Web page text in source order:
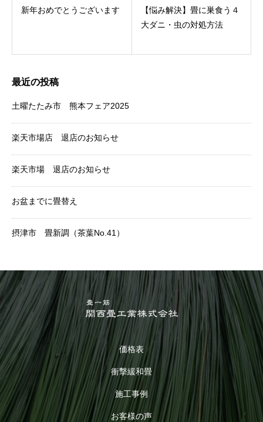
新年おめでとうございます
【悩み解決】畳に巣食う４
大ダニ・虫の対処方法
最近の投稿
土曜たたみ市 熊本フェア2025
楽天市場店 退店のお知らせ
楽天市場 退店のお知らせ
お盆までに畳替え
摂津市 畳新調（茶葉No.41）
価格表
衝撃緩和畳
施工事例
お客様の声